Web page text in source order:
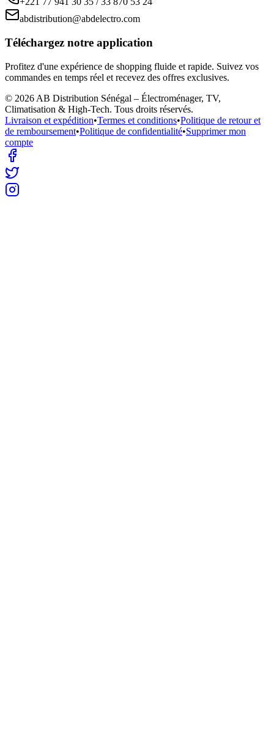
abdistribution@abdelectro.com
Téléchargez notre application
Profitez d'une expérience de shopping fluide et rapide. Suivez vos
commandes en temps réel et recevez des offres exclusives.
© 2026 AB Distribution Sénégal – Électroménager, TV,
Climatisation & High-Tech. Tous droits réservés.
Livraison et expédition•Termes et conditions•Politique de retour et
de remboursement•Politique de confidentialité•Supprimer mon
compte